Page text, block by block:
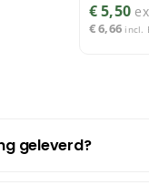
€5,50
€6,66 incl.
geleverd?